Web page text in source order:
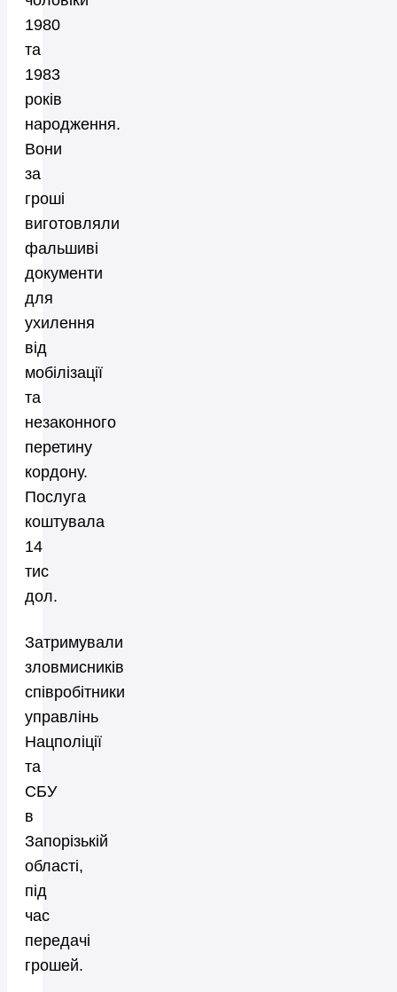
1980
та
1983
років
народження.
Вони
за
гроші
виготовляли
фальшиві
документи
для
ухилення
від
мобілізації
та
незаконного
перетину
кордону.
Послуга
коштувала
14
тис
дол.
Затримували
зловмисників
співробітники
управлінь
Нацполіції
та
СБУ
в
Запорізькій
області,
під
час
передачі
грошей.